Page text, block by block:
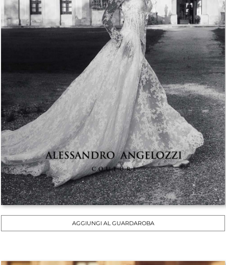
AGGIUNGI AL GUARDAROBA